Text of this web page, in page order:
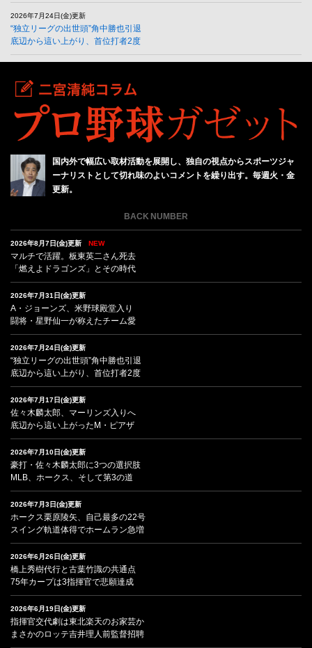
2026年7月24日(金)更新
“独立リーグの出世頭”角中勝也引退
底辺から這い上がり、首位打者2度
国内外で幅広い取材活動を展開し、独自の視点からスポーツジャ
ーナリストとして切れ味のよいコメントを繰り出す。毎週火・金
更新。
BACK NUMBER
2026年8月7日(金)更新 NEW
マルチで活躍。板東英二さん死去
「燃えよドラゴンズ」とその時代
2026年7月31日(金)更新
A・ジョーンズ、米野球殿堂入り
闘将・星野仙一が称えたチーム愛
2026年7月24日(金)更新
“独立リーグの出世頭”角中勝也引退
底辺から這い上がり、首位打者2度
2026年7月17日(金)更新
佐々木麟太郎、マーリンズ入りへ
底辺から這い上がったM・ピアザ
2026年7月10日(金)更新
豪打・佐々木麟太郎に3つの選択肢
MLB、ホークス、そして第3の道
2026年7月3日(金)更新
ホークス栗原陵矢、自己最多の22号
スイング軌道体得でホームラン急増
2026年6月26日(金)更新
橋上秀樹代行と古葉竹識の共通点
75年カープは3指揮官で悲願達成
2026年6月19日(金)更新
指揮官交代劇は東北楽天のお家芸か
まさかのロッテ吉井理人前監督招聘